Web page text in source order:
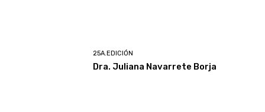
25A.EDICIÓN
Dra. Juliana Navarrete Borja